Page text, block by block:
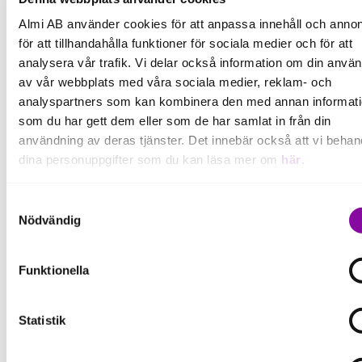
Almi AB använder cookies för att anpassa innehåll och
för att tillhandahålla funktioner för sociala medier och för att
analysera vår trafik. Vi delar också information om din
av vår webbplats med våra sociala medier, reklam- och
analyspartners som kan kombinera den med annan
som du har gett dem eller som de har samlat in från din
användning av deras tjänster. Det innebär också att vi
dina personuppgifter som du kan läsa mer om här .
delning av information enligt ovan, inte att ske, förutom för
som är nödvändiga för att hemsidan ska fungera se mer
Nödvändig
Funktionella
Statistik
Praktisk information
Plats:
702 44 Örebro.
Tid: